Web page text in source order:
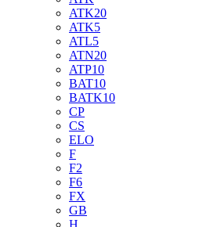
ATK20
ATK5
ATL5
ATN20
ATP10
BAT10
BATK10
CP
CS
ELO
F
F2
F6
FX
GB
H